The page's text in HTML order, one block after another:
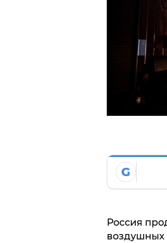
G
Россия
воздушных